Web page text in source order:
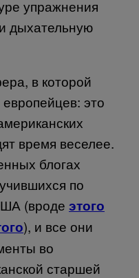
упражнения
дыхательную
в которой
это
время веселее.
блогах
по
(вроде этого
), и все они
во
старшей